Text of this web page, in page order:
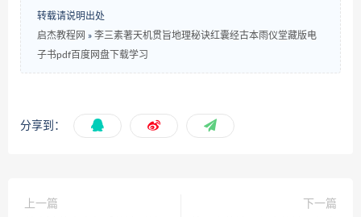
转载请说明出处
启杰教程网 » 李三素著天机贯旨地理秘诀红囊经古本雨仪堂藏版电
子书pdf百度网盘下载学习
分享到：
上一篇
下一篇